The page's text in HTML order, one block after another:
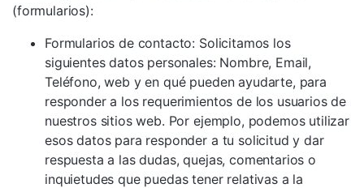
(formularios):
Formularios de contacto: Solicitamos los
siguientes datos personales: Nombre, Email,
Teléfono, web y en qué pueden ayudarte, para
responder a los requerimientos de los usuarios de
nuestros sitios web. Por ejemplo, podemos utilizar
esos datos para responder a tu solicitud y dar
respuesta a las dudas, quejas, comentarios o
inquietudes que puedas tener relativas a la